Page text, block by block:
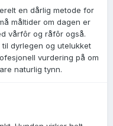
en dårlig metode for
måltider om dagen er
vårfôr og råfôr også.
dyrlegen og utelukket
vurdering på om
naturlig tynn.